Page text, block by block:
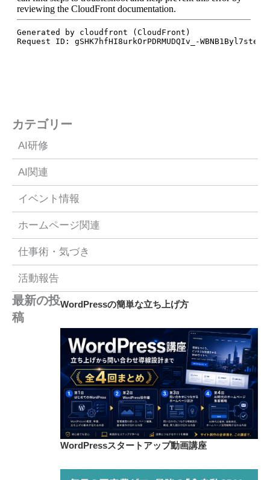
カテゴリー
AI研修
AI関連
イベント情報
ホームページ関連
仕事術・気づき
活動報告
最新の投
稿
WordPressの簡単な立ち上げ方
WordPressスタートアップ動画講座